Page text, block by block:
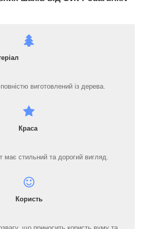
виготовлений із дерева.
Краса
має стильний та дорогий вигляд.
Користь